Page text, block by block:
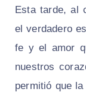
Esta tarde, al
el verdadero
fe y el amor
nuestros
permitió que